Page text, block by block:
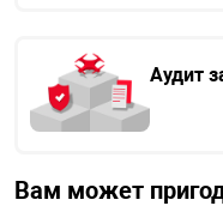
Аудит
Вам может